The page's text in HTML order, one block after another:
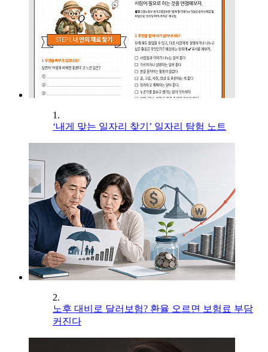
1.
‘내게 맞는 일자리 찾기’ 일자리 탐험 노트
2.
노후 대비로 달러보험? 환율 오르면 보험료 부담
커진다